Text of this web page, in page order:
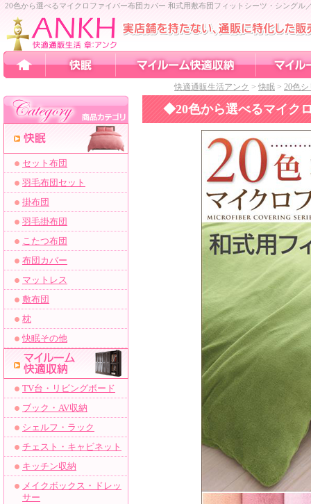
20色から選べるマイクロファイバー布団カバー 和式用敷布団フィットシーツ・シング
快適通販生活アンク > 快眠 > 20色
◆20色から選べるマイク
セット布団
羽毛布団セット
掛布団
羽毛掛布団
こたつ布団
布団カバー
マットレス
敷布団
枕
快眠その他
TV台・リビングボード
ブック・AV収納
シェルフ・ラック
チェスト・キャビネット
キッチン収納
メイクボックス・ドレッ
サー